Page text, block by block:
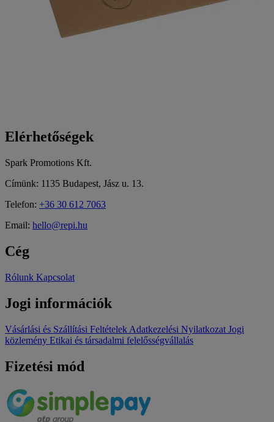
Elérhetőségek
Spark Promotions Kft.
Címünk: 1135 Budapest, Jász u. 13.
Telefon: +36 30 612 7063
Email: hello@repi.hu
Cég
Rólunk Kapcsolat
Jogi információk
Vásárlási és Szállítási Feltételek Adatkezelési Nyilatkozat Jogi
közlemény Etikai és társadalmi felelősségvállalás
Fizetési mód